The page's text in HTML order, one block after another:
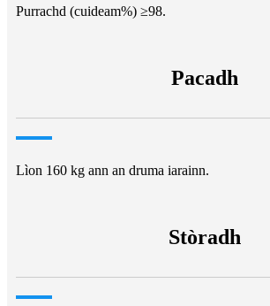
Purrachd (cuideam%) ≥98.
Pacadh
Lìon 160 kg ann an druma iarainn.
Stòradh